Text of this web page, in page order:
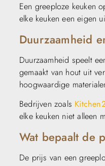
Een greeploze keuken
elke keuken een eigen
Duurzaamheid
Duurzaamheid speelt
gemaakt van hout uit
hoogwaardige
Bedrijven zoals
elke keuken niet alleen
Wat bepaalt de
De prijs van een